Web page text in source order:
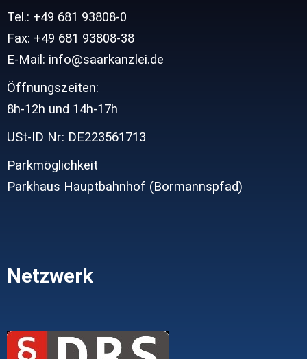
Tel.: +49 681 93808-0
Fax: +49 681 93808-38
E-Mail: info@saarkanzlei.de
Öffnungszeiten:
8h-12h und 14h-17h
USt-ID Nr: DE223561713
Parkmöglichkeit
Parkhaus Hauptbahnhof (Bormannspfad)
Netzwerk